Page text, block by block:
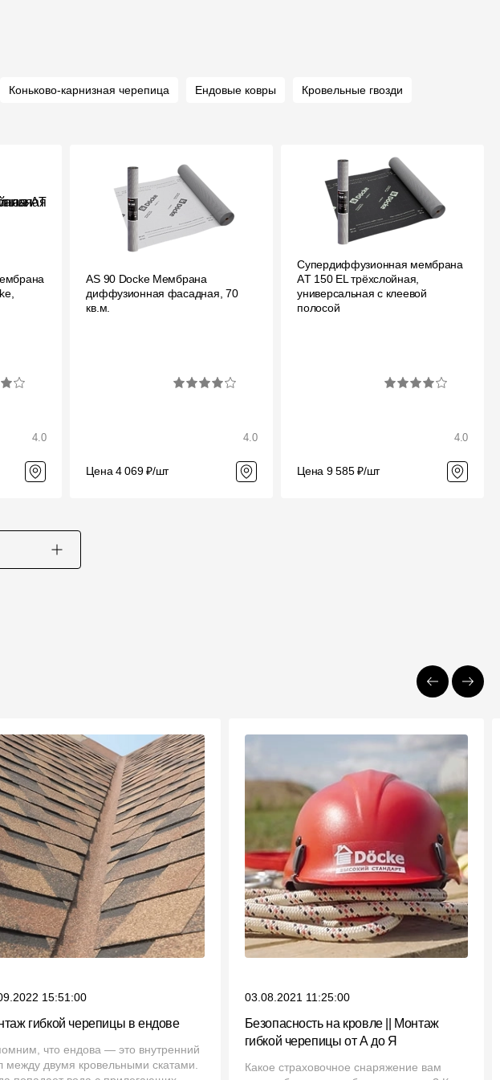
Коньково-карнизная черепица Ендовые ковры Кровельные гвозди
4.0
AS 90 Docke Мембрана
диффузионная фасадная, 70
кв.м.
4.0
Цена 4 069 ₽/шт
Супердиффузионная мембрана
АT 150 EL трёхслойная,
универсальная с клеевой
полосой
4.0
Цена 9 585 ₽/шт
15:51:00
гибкой черепицы в ендове
что ендова — это внутренний
между двумя кровельными скатами.
03.08.2021 11:25:00
Безопасность на кровле || Монтаж
гибкой черепицы от А до Я
Какое страховочное снаряжение вам